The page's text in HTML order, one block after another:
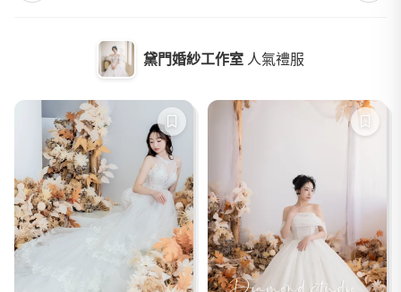
黛門婚紗工作室 人氣禮服